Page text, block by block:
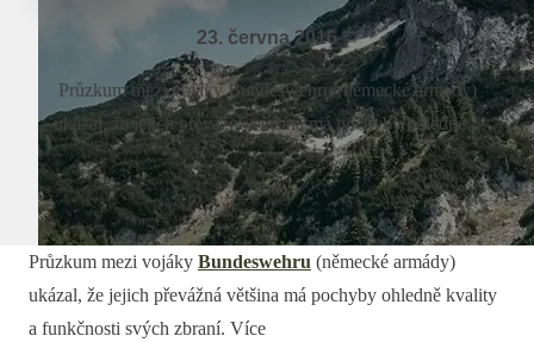
23. června 2016
Průzkum mezi vojáky Bundeswehru (německé armády)
ukázal, že jejich převážná většina má pochyby ohledně...
Průzkum mezi vojáky Bundeswehru (německé armády)
ukázal, že jejich převážná většina má pochyby ohledně kvality
a funkčnosti svých zbraní. Více